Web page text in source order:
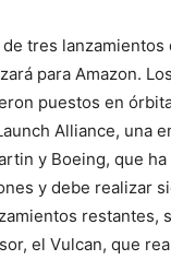
tres lanzamientos
para Amazon.
puestos en
Alliance, una
y Boeing, que
y debe realizar
restantes,
el Vulcan, que